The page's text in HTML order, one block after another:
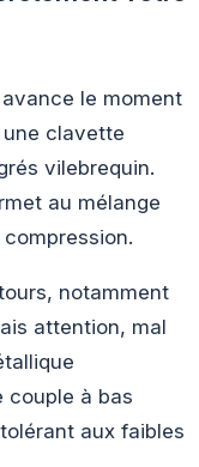
le moment
une clavette
vilebrequin.
au mélange
notamment
attention, mal
couple à bas
aux faibles